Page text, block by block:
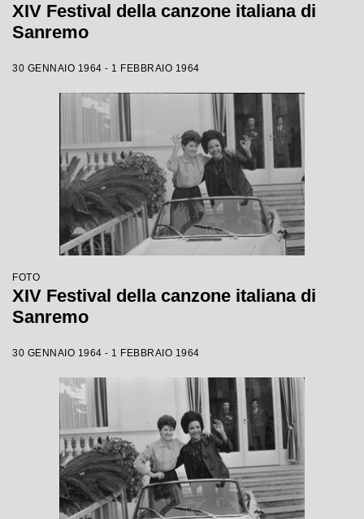
XIV Festival della canzone italiana di
Sanremo
30 GENNAIO 1964 - 1 FEBBRAIO 1964
FOTO
XIV Festival della canzone italiana di
Sanremo
30 GENNAIO 1964 - 1 FEBBRAIO 1964